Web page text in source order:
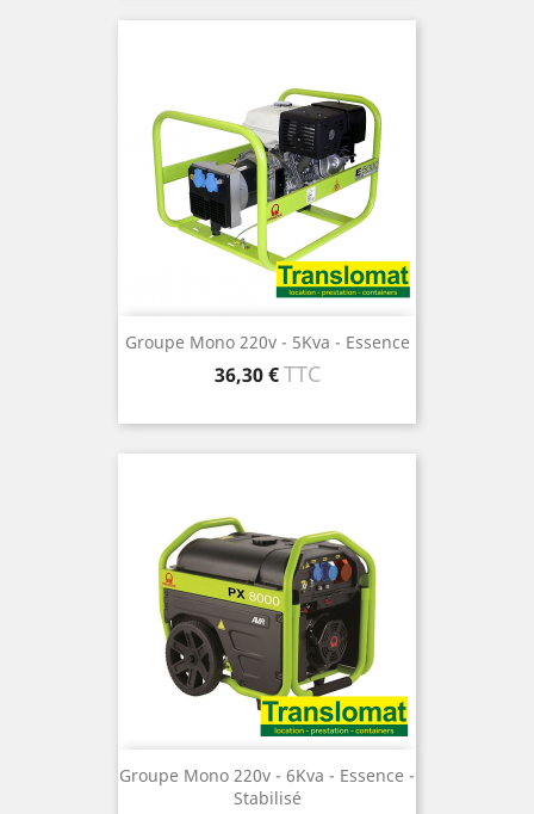
Groupe Mono 220v - 5Kva - Essence
Prix
36,30 € TTC
Groupe Mono 220v - 6Kva - Essence -
Stabilisé